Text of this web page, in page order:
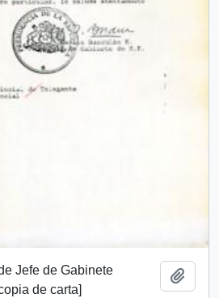
Jefe de Gabinete
de carta]